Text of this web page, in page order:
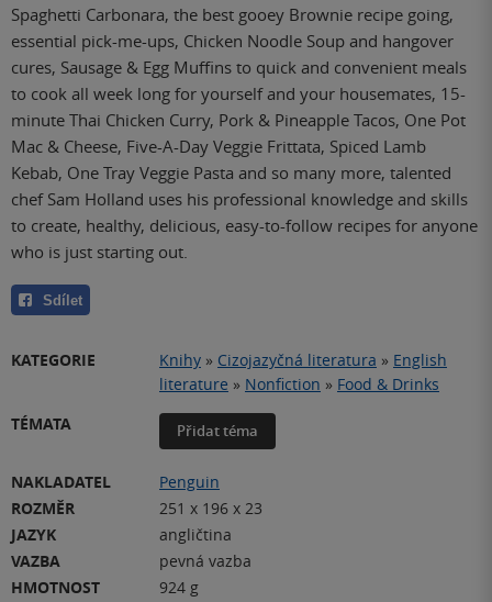
Spaghetti Carbonara, the best gooey Brownie recipe going,
essential pick-me-ups, Chicken Noodle Soup and hangover
cures, Sausage & Egg Muffins to quick and convenient meals
to cook all week long for yourself and your housemates, 15-
minute Thai Chicken Curry, Pork & Pineapple Tacos, One Pot
Mac & Cheese, Five-A-Day Veggie Frittata, Spiced Lamb
Kebab, One Tray Veggie Pasta and so many more, talented
chef Sam Holland uses his professional knowledge and skills
to create, healthy, delicious, easy-to-follow recipes for anyone
who is just starting out.
Sdílet
KATEGORIE Knihy » Cizojazyčná literatura » English
literature » Nonfiction » Food & Drinks
TÉMATA
Přidat téma
NAKLADATEL
Penguin
ROZMĚR
251 x 196 x 23
JAZYK
angličtina
VAZBA
pevná vazba
HMOTNOST
924 g